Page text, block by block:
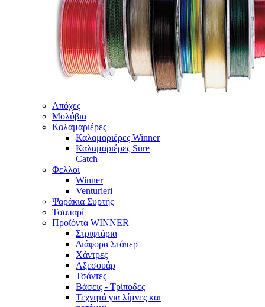
Απόχες
Μολύβια
Καλαμαριέρες
Καλαμαριέρες Winner
Καλαμαριέρες Sure
Catch
Φελλοί
Winner
Venturieri
Ψαράκια Συρτής
Τσαπαρί
Προϊόντα WINNER
Στριφτάρια
Διάφορα Στόπερ
Χάντρες
Αξεσουάρ
Τσάντες
Βάσεις - Τρίποδες
Τεχνητά για λίμνες και